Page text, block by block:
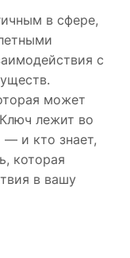
в сфере,
с
может
лежит во
и кто знает,
которая
в вашу